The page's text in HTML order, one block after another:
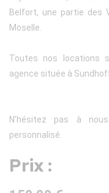
Belfort, une partie des
Moselle.
Toutes nos locations
agence située à
N’hésitez pas à
personnalisé.
Prix :